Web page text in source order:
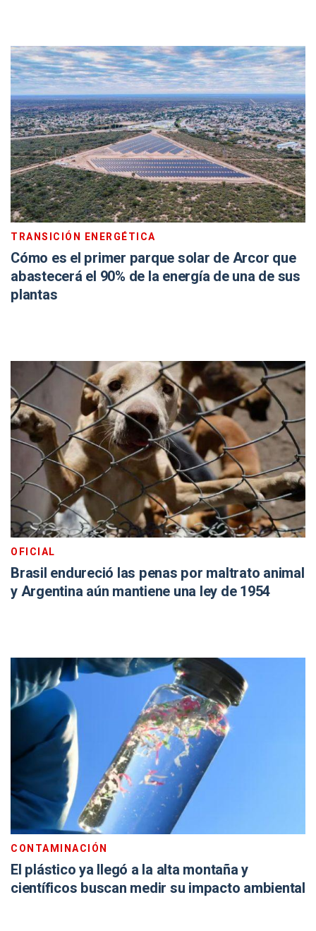
TRANSICIÓN ENERGÉTICA
Cómo es el primer parque solar de Arcor que
abastecerá el 90% de la energía de una de sus
plantas
OFICIAL
Brasil endureció las penas por maltrato animal
y Argentina aún mantiene una ley de 1954
CONTAMINACIÓN
El plástico ya llegó a la alta montaña y
científicos buscan medir su impacto ambiental